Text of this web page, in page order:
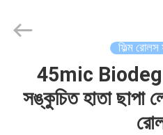
ফিল্ম
45mic
সঙ্কুচিত হাতা ছাপা